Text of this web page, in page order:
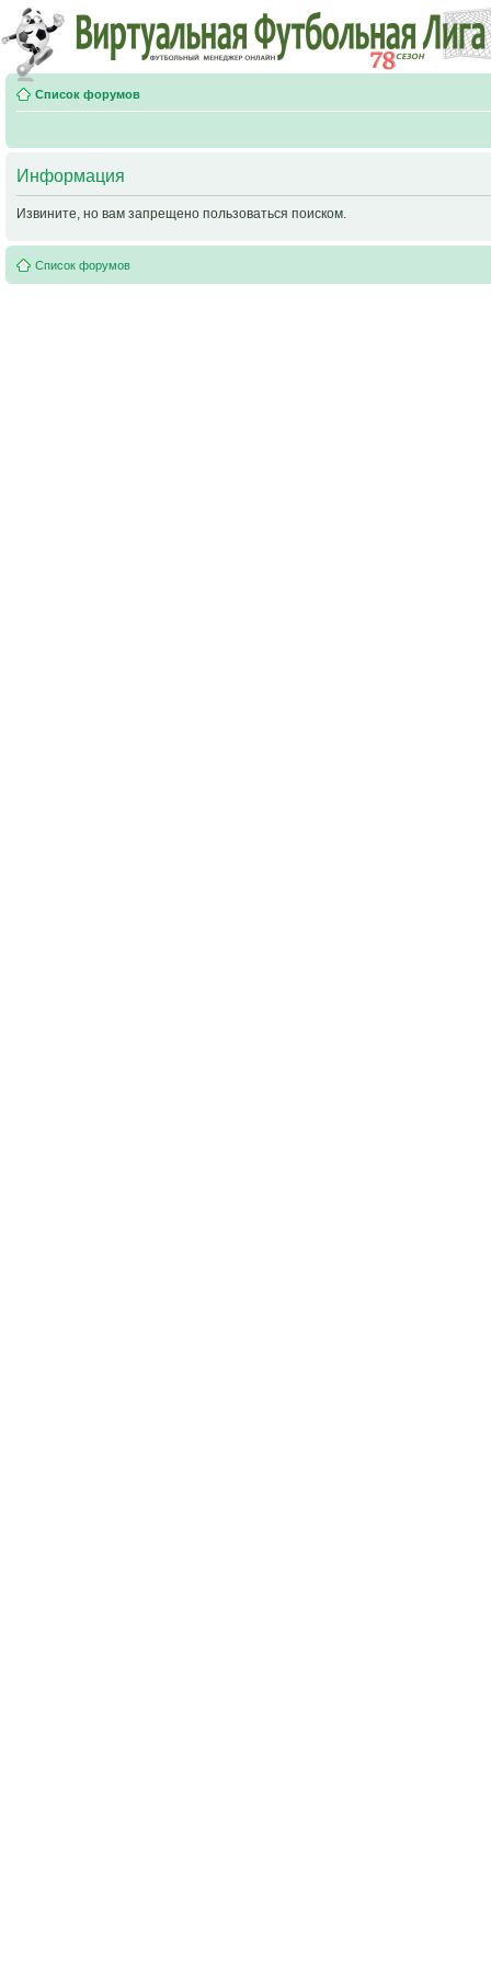
Список форумов
Информация
Извините, но вам запрещено пользоваться поиском.
Список форумов